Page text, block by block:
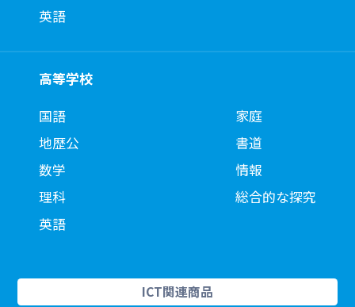
英語
高等学校
国語
地歴公
数学
理科
英語
家庭
書道
情報
総合的な探究
ICT関連商品